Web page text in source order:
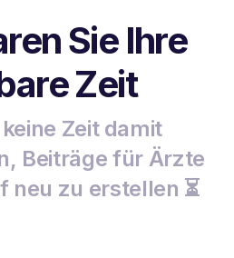
Sie Ihre
Zeit
Zeit damit
Beiträge für Ärzte
neu zu erstellen ⏳